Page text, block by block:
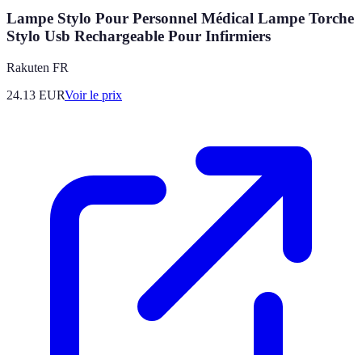
Lampe Stylo Pour Personnel Médical Lampe Torche
Stylo Usb Rechargeable Pour Infirmiers
Rakuten FR
24.13 EURVoir le prix